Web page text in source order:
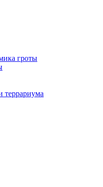
гроты
террариума